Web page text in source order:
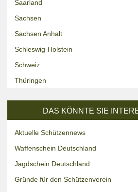
Saarland
Sachsen
Sachsen Anhalt
Schleswig-Holstein
Schweiz
Thüringen
DAS KÖNNTE SIE
Aktuelle Schützennews
Waffenschein Deutschland
Jagdschein Deutschland
Gründe für den Schützenverein